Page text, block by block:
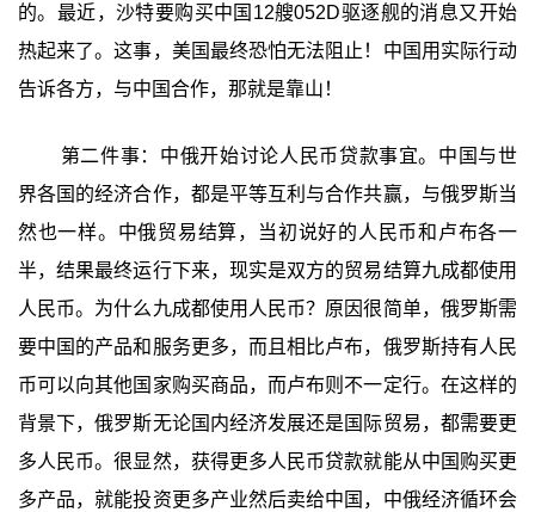
的。最近，沙特要购买中国12艘052D驱逐舰的消息又开始
热起来了。这事，美国最终恐怕无法阻止！中国用实际行动
告诉各方，与中国合作，那就是靠山！
第二件事：中俄开始讨论人民币贷款事宜。中国与世
界各国的经济合作，都是平等互利与合作共赢，与俄罗斯当
然也一样。中俄贸易结算，当初说好的人民币和卢布各一
半，结果最终运行下来，现实是双方的贸易结算九成都使用
人民币。为什么九成都使用人民币？原因很简单，俄罗斯需
要中国的产品和服务更多，而且相比卢布，俄罗斯持有人民
币可以向其他国家购买商品，而卢布则不一定行。在这样的
背景下，俄罗斯无论国内经济发展还是国际贸易，都需要更
多人民币。很显然，获得更多人民币贷款就能从中国购买更
多产品，就能投资更多产业然后卖给中国，中俄经济循环会